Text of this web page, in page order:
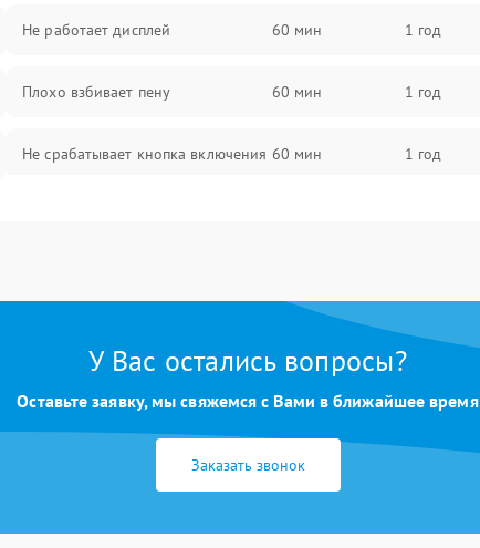
Не работает дисплей 60 мин 1 год
Плохо взбивает пену 60 мин 1 год
Не срабатывает кнопка включения 60 мин 1 год
У Вас остались вопросы?
Оставьте заявку, мы свяжемся с Вами в ближайшее время
Заказать звонок